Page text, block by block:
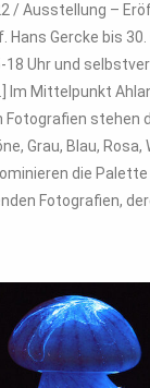
/ Ausstellung –
Hans Gercke bis 30.
18 Uhr und
Im Mittelpunkt
stehen
Grau, Blau,
die Palette
Fotografien,